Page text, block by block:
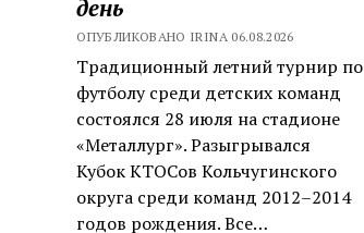
день
ОПУБЛИКОВАНО IRINA 06.08.2026
Традиционный летний турнир по
футболу среди детских команд
состоялся 28 июля на стадионе
«Металлург». Разыгрывался
Кубок КТОСов Кольчугинского
округа среди команд 2012–2014
годов рождения. Все…